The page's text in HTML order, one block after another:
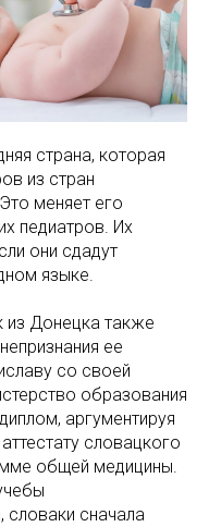
страна, которая
из стран
меняет его
педиатров. Их
они сдадут
языке.
из Донецка также
ее
со своей
образования
аргументируя
словацкого
общей медицины.
словаки сначала